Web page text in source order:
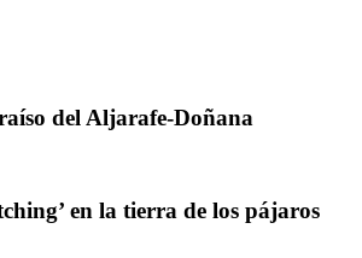
del Aljarafe-Doñana
en la tierra de los pájaros